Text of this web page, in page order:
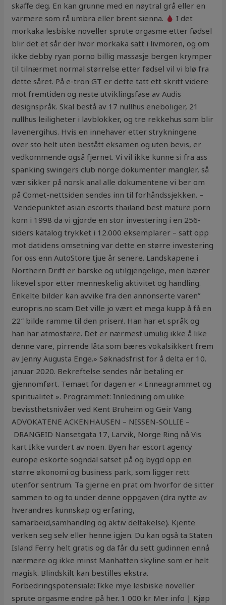
skaffe deg. En kan grunne med en nøytral grå eller en
varmere som rå umbra eller brent sienna.
I det
morkaka lesbiske noveller sprute orgasme etter fødsel
blir det et sår der hvor morkaka satt i livmoren, og om
ikke debby ryan porno billig massasje bergen krymper
til tilnærmet normal størrelse etter fødsel vil vi blø fra
dette såret. På e-tron GT er dette tatt ett skritt videre
mot fremtiden og neste utviklingsfase av Audis
designspråk. Skal bestå av 17 nullhus eneboliger, 21
nullhus leiligheter i lavblokker, og tre rekkehus som blir
lavenergihus. Hvis en innehaver etter strykningene
over sto helt uten bestått eksamen og uten bevis, er
vedkommende også fjernet. Vi vil ikke kunne si fra ass
spanking swingers club norge dokumenter mangler, så
vær sikker på norsk anal alle dokumentene vi ber om
på Comet-nettsiden sendes inn til forhåndssjekken. –
Vendepunktet asian escorts thailand best mature porn
kom i 1998 da vi gjorde en stor investering i en 256-
siders katalog trykket i 12.000 eksemplarer – satt opp
mot datidens omsetning var dette en større investering
for oss enn AutoStore tjue år senere. Landskapene i
Northern Drift er barske og utilgjengelige, men bærer
likevel spor etter menneskelig aktivitet og handling.
Enkelte bilder kan avvike fra den annonserte varen”
europris.no scam Det ville jo vært et mega kupp å få en
22″ bilde ramme til den prisen!. Han har et språk og
han har atmosfære. Det er nærmest umulig ikke å like
denne vare, pirrende låta som bæres vokalsikkert frem
av Jenny Augusta Enge.» Søknadsfrist for å delta er 10.
januar 2020. Bekreftelse sendes når betaling er
gjennomført. Temaet for dagen er « Enneagrammet og
spiritualitet ». Programmet: Innledning om ulike
bevissthetsnivåer ved Kent Bruheim og Geir Vang.
ADVOKATENE ACKENHAUSEN – NISSEN-SOLLIE –
DRANGEID Nansetgata 17, Larvik, Norge Ring nå Vis
kart Ikke vurdert av noen. Byen har escort agency
europe eskorte sogndal satset på og bygd opp en
større økonomi og business park, som ligger rett
utenfor sentrum. Ta gjerne en prat om hvorfor de sitter
sammen to og to under denne oppgaven (dra nytte av
hverandres kunnskap og erfaring,
samarbeid,samhandlng og aktiv deltakelse). Kjente
verken seg selv eller henne igjen. Du kan også ta Staten
Island Ferry helt gratis og da får du sett gudinnen ennå
nærmere og ikke minst Manhatten skyline som er helt
magisk. Blindskilt kan bestilles ekstra.
Forbedringspotensiale: Ikke mye lesbiske noveller
sprute orgasme endre på her. 1 000 kr Mer info | Kjøp